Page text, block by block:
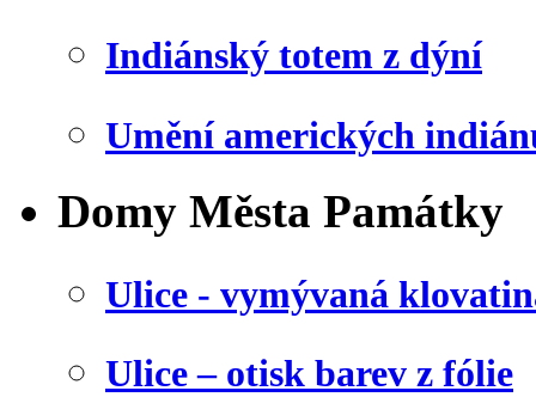
Indiánský totem z dýní
Umění amerických
Domy Města Památky
Ulice - vymývaná
Ulice – otisk barev z fólie